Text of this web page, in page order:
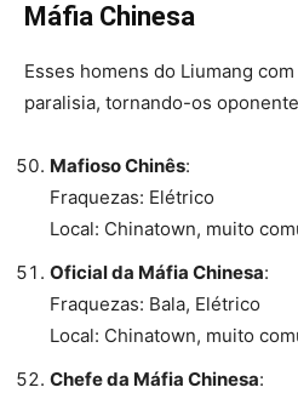
Máfia Chinesa
Esses homens do Liumang
paralisia, tornando-os
Mafioso Chinês:
Fraquezas: Elétrico
Local: Chinatown, muito
Oficial da Máfia Chinesa:
Fraquezas: Bala, Elétrico
Local: Chinatown, muito
Chefe da Máfia Chinesa: